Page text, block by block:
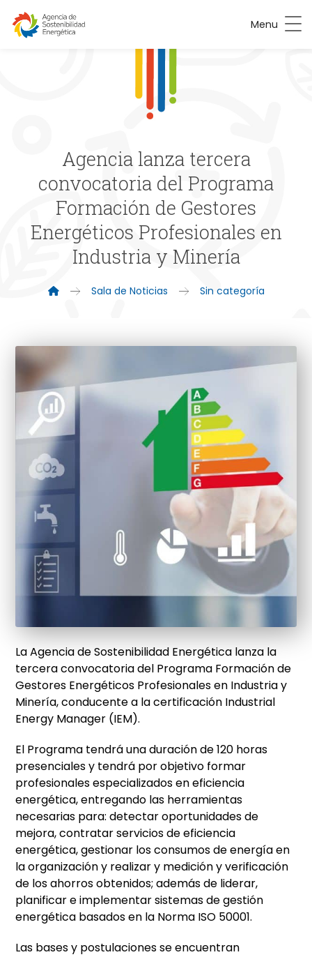
Menu
Agencia lanza tercera
convocatoria del Programa
Formación de Gestores
Energéticos Profesionales en
Industria y Minería
Sala de Noticias Sin categoría
La Agencia de Sostenibilidad Energética lanza la
tercera convocatoria del Programa Formación de
Gestores Energéticos Profesionales en Industria y
Minería, conducente a la certificación Industrial
Energy Manager (IEM).
El Programa tendrá una duración de 120 horas
presenciales y tendrá por objetivo formar
profesionales especializados en eficiencia
energética, entregando las herramientas
necesarias para: detectar oportunidades de
mejora, contratar servicios de eficiencia
energética, gestionar los consumos de energía en
la organización y realizar y medición y verificación
de los ahorros obtenidos; además de liderar,
planificar e implementar sistemas de gestión
energética basados en la Norma ISO 50001.
Las bases y postulaciones se encuentran